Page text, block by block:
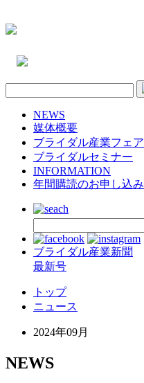
NEWS
媒体概要
ブライダル産業フェア
ブライダルセミナー
INFORMATION
年間購読のお申し込み
ブライダル産業新聞
最新号
トップ
ニュース
2024年09月
NEWS